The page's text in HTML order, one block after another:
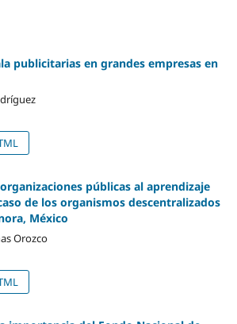
publicitarias en grandes empresas en
públicas al aprendizaje
de los organismos descentralizados
México
Orozco